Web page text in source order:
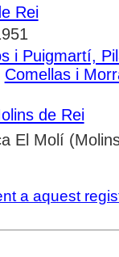
Rei
i Puigmartí,
Comellas i
de Rei
El Molí
a aquest